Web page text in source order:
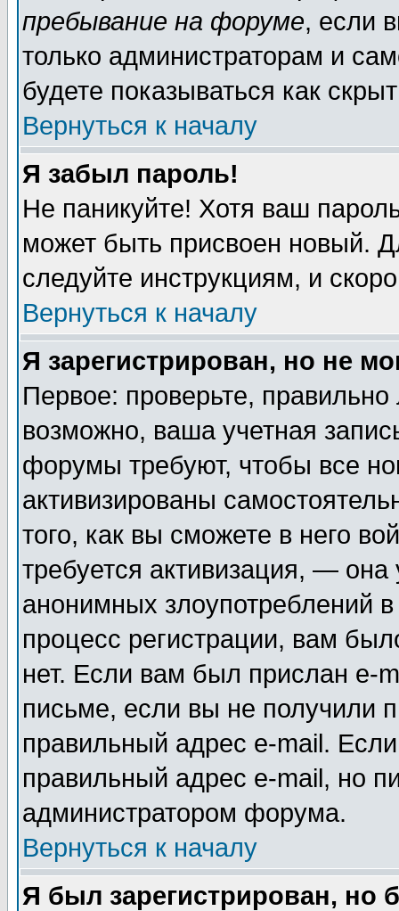
пребывание на форуме, если
только администраторам и
будете показываться как
Вернуться к началу
Я забыл пароль!
Не паникуйте! Хотя ваш
может быть присвоен новый.
следуйте инструкциям, и
Вернуться к началу
Я зарегистрирован, но не
Первое: проверьте,
возможно, ваша учетная
форумы требуют, чтобы все
активизированы
того, как вы сможете в него
требуется активизация, —
анонимных злоупотреблений
процесс регистрации, вам
нет. Если вам был прислан e-
письме, если вы не получили
правильный адрес e-mail.
правильный адрес e-mail, но
администратором форума.
Вернуться к началу
Я был зарегистрирован, но